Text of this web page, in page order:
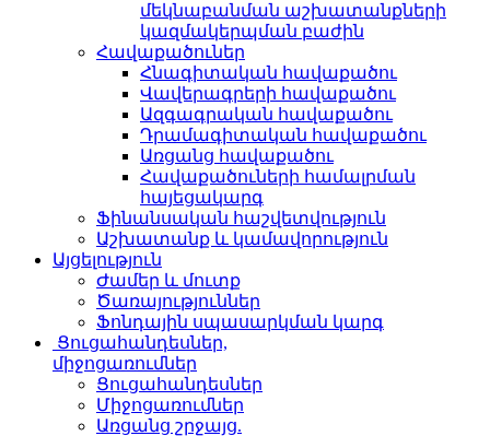
մեկնաբանման աշխատանքների
կազմակերպման բաժին
Հավաքածուներ
Հնագիտական հավաքածու
Վավերագրերի հավաքածու
Ազգագրական հավաքածու
Դրամագիտական հավաքածու
Առցանց հավաքածու
Հավաքածուների համալրման
հայեցակարգ
Ֆինանսական հաշվետվություն
Աշխատանք և կամավորություն
Այցելություն
Ժամեր և մուտք
Ծառայություններ
Ֆոնդային սպասարկման կարգ
Ցուցահանդեսներ,
միջոցառումներ
Ցուցահանդեսներ
Միջոցառումներ
Առցանց շրջայց.